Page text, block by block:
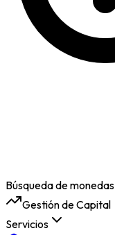
Búsqueda de monedas
Gestión de Capital
Servicios